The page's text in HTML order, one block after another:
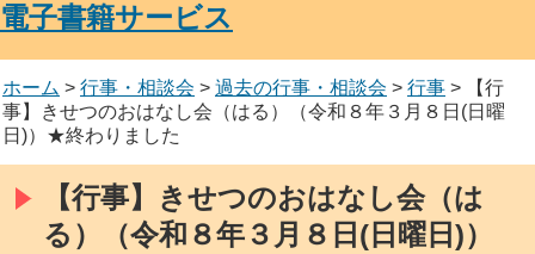
電子書籍サービス
ホーム > 行事・相談会 > 過去の行事・相談会 > 行事 > 【行
事】きせつのおはなし会（はる）（令和８年３月８日(日曜
日)）★終わりました
【行事】きせつのおはなし会（は
る）（令和８年３月８日(日曜日)）